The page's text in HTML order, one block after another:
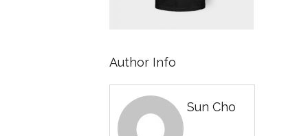
Author Info
Sun Cho